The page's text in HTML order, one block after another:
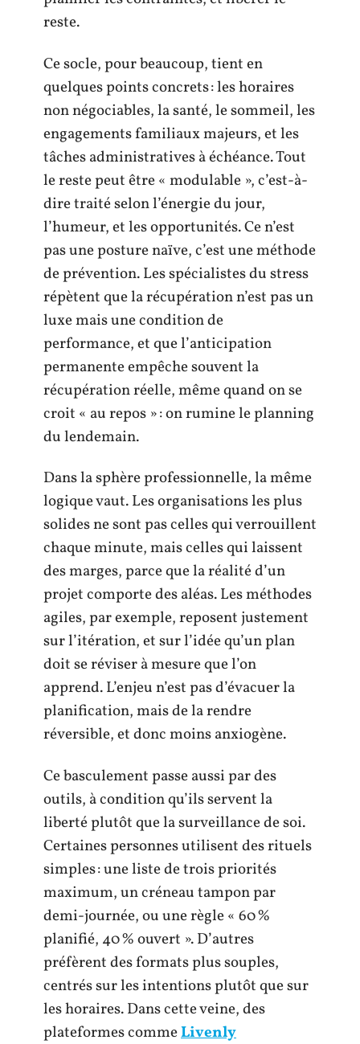
reste.
Ce socle, pour beaucoup, tient en
quelques points concrets : les horaires
non négociables, la santé, le sommeil, les
engagements familiaux majeurs, et les
tâches administratives à échéance. Tout
le reste peut être « modulable », c’est-à-
dire traité selon l’énergie du jour,
l’humeur, et les opportunités. Ce n’est
pas une posture naïve, c’est une méthode
de prévention. Les spécialistes du stress
répètent que la récupération n’est pas un
luxe mais une condition de
performance, et que l’anticipation
permanente empêche souvent la
récupération réelle, même quand on se
croit « au repos » : on rumine le planning
du lendemain.
Dans la sphère professionnelle, la même
logique vaut. Les organisations les plus
solides ne sont pas celles qui verrouillent
chaque minute, mais celles qui laissent
des marges, parce que la réalité d’un
projet comporte des aléas. Les méthodes
agiles, par exemple, reposent justement
sur l’itération, et sur l’idée qu’un plan
doit se réviser à mesure que l’on
apprend. L’enjeu n’est pas d’évacuer la
planification, mais de la rendre
réversible, et donc moins anxiogène.
Ce basculement passe aussi par des
outils, à condition qu’ils servent la
liberté plutôt que la surveillance de soi.
Certaines personnes utilisent des rituels
simples : une liste de trois priorités
maximum, un créneau tampon par
demi-journée, ou une règle « 60 %
planifié, 40 % ouvert ». D’autres
préfèrent des formats plus souples,
centrés sur les intentions plutôt que sur
les horaires. Dans cette veine, des
plateformes commeLivenly